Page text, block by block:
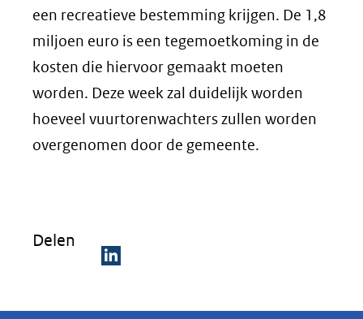
een recreatieve bestemming krijgen. De 1,8
miljoen euro is een tegemoetkoming in de
kosten die hiervoor gemaakt moeten
worden. Deze week zal duidelijk worden
hoeveel vuurtorenwachters zullen worden
overgenomen door de gemeente.
Delen
e